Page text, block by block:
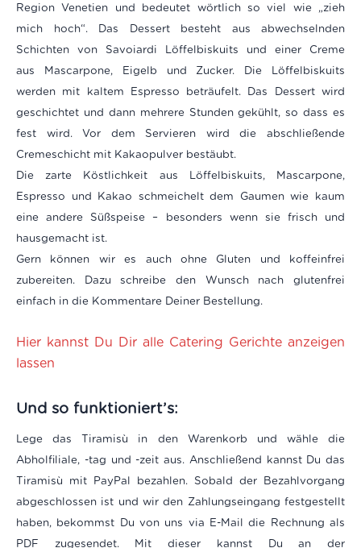
Region Venetien und bedeutet wörtlich so viel wie „zieh
mich hoch“. Das Dessert besteht aus abwechselnden
Schichten von Savoiardi Löffelbiskuits und einer Creme
aus Mascarpone, Eigelb und Zucker. Die Löffelbiskuits
werden mit kaltem Espresso beträufelt. Das Dessert wird
geschichtet und dann mehrere Stunden gekühlt, so dass es
fest wird. Vor dem Servieren wird die abschließende
Cremeschicht mit Kakaopulver bestäubt.
Die zarte Köstlichkeit aus Löffelbiskuits, Mascarpone,
Espresso und Kakao schmeichelt dem Gaumen wie kaum
eine andere Süßspeise – besonders wenn sie frisch und
hausgemacht ist.
Gern können wir es auch ohne Gluten und koffeinfrei
zubereiten. Dazu schreibe den Wunsch nach glutenfrei
einfach in die Kommentare Deiner Bestellung.
Hier kannst Du Dir alle Catering Gerichte anzeigen
lassen
Und so funktioniert’s:
Lege dasTiramisù in den Warenkorb und wähle die
Abholfiliale, -tag und -zeit aus. Anschließend kannst Du das
Tiramisù mit PayPal bezahlen. Sobald der Bezahlvorgang
abgeschlossen ist und wir den Zahlungseingang festgestellt
haben, bekommst Du von uns via E-Mail die Rechnung als
PDF zugesendet. Mit dieser kannst Du an der